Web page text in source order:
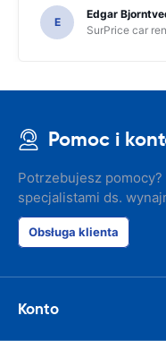
E
Edgar
SurPrice car
Pomoc i
Potrzebujesz
specjalistami ds.
Obsługa klienta
Konto